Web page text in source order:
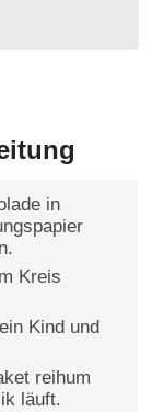
in
Kreis
Kind und
reihum
läuft.